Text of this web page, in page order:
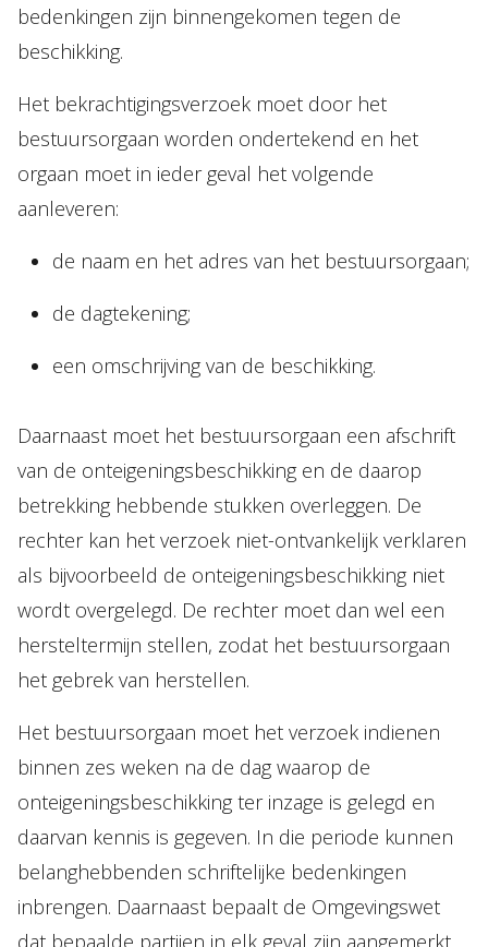
bedenkingen zijn binnengekomen tegen de
beschikking.
Het bekrachtigingsverzoek moet door het
bestuursorgaan worden ondertekend en het
orgaan moet in ieder geval het volgende
aanleveren:
de naam en het adres van het bestuursorgaan;
de dagtekening;
een omschrijving van de beschikking.
Daarnaast moet het bestuursorgaan een afschrift
van de onteigeningsbeschikking en de daarop
betrekking hebbende stukken overleggen. De
rechter kan het verzoek niet-ontvankelijk verklaren
als bijvoorbeeld de onteigeningsbeschikking niet
wordt overgelegd. De rechter moet dan wel een
hersteltermijn stellen, zodat het bestuursorgaan
het gebrek van herstellen.
Het bestuursorgaan moet het verzoek indienen
binnen zes weken na de dag waarop de
onteigeningsbeschikking ter inzage is gelegd en
daarvan kennis is gegeven. In die periode kunnen
belanghebbenden schriftelijke bedenkingen
inbrengen. Daarnaast bepaalt de Omgevingswet
dat bepaalde partijen in elk geval zijn aangemerkt